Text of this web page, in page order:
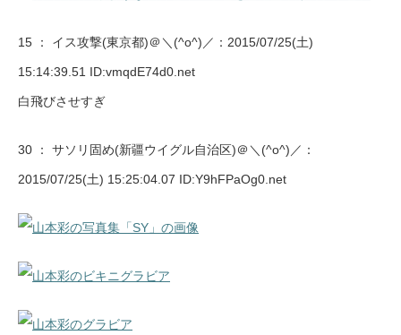
15 ： イス攻撃(東京都)＠＼(^o^)／ ：2015/07/25(土)
15:14:39.51 ID:vmqdE74d0.net
白飛びさせすぎ
30 ： サソリ固め(新疆ウイグル自治区)＠＼(^o^)／ ：
2015/07/25(土) 15:25:04.07 ID:Y9hFPaOg0.net